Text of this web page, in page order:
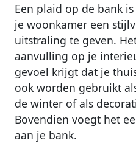
Een plaid op de bank
je woonkamer een
uitstraling te geven.
aanvulling op je
gevoel krijgt dat je
ook worden gebruikt
de winter of als
Bovendien voegt het
aan je bank.